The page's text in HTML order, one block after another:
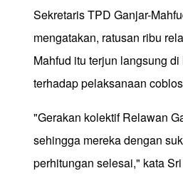
Sekretaris TPD Ganjar-
mengatakan, ratusan ribu
Mahfud itu terjun langsung
terhadap pelaksanaan
"Gerakan kolektif Relawan
sehingga mereka dengan
perhitungan selesai," kata